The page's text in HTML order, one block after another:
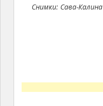
Снимки: Сава-Калина